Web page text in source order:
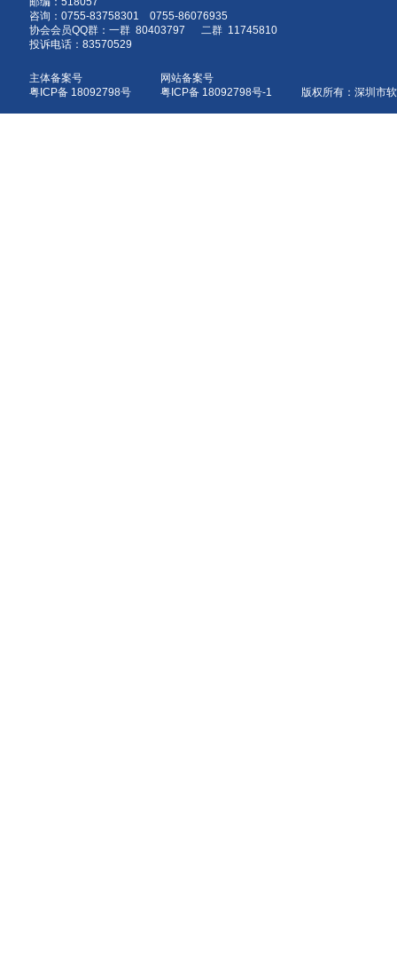
咨询：0755-83758301 0755-86076935
协会会员QQ群：一群 80403797 二群 11745810
投诉电话：83570529
主体备案号
粤ICP备 18092798号
网站备案号
粤ICP备 18092798号-1 版权所有：深圳市软